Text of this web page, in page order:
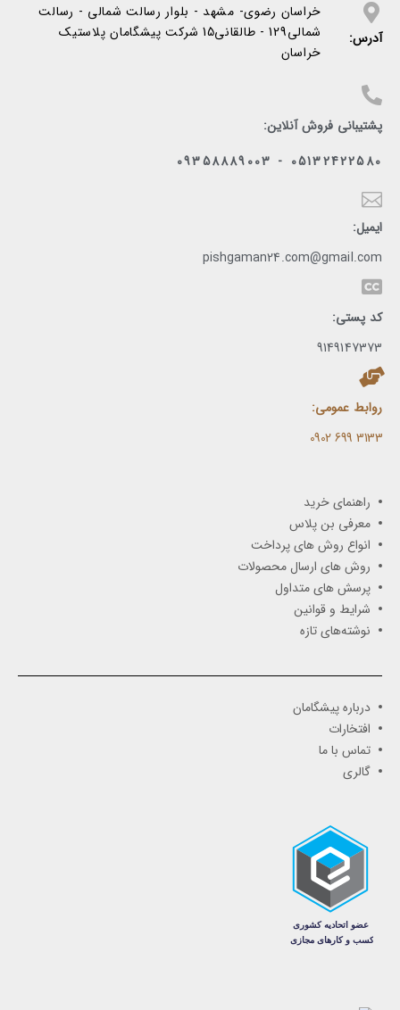
آدرس:
خراسان رضوی- مشهد - بلوار رسالت شمالی - رسالت
شمالی129 - طالقانی15 شرکت پیشگامان پلاستیک
خراسان
پشتیبانی فروش آنلاین:
05132422580 - 09358889003
ایمیل:
pishgaman24.com@gmail.com
کد پستی:
9149147373
روابط عمومی:
3133 699 0902​
راهنمای خرید
معرفی بن پلاس
انواع روش های پرداخت
روش های ارسال محصولات
پرسش های متداول
شرایط و قوانین
نوشته‌های تازه
درباره پیشگامان
افتخارات
تماس با ما
گالری